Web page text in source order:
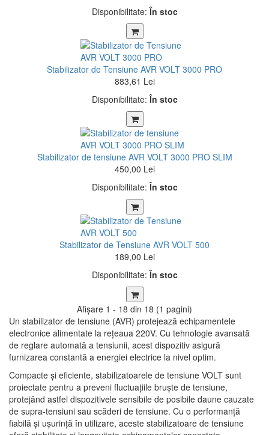
Disponibilitate:În stoc
Stabilizator de Tensiune AVR VOLT 3000 PRO
883,61 Lei
Disponibilitate:În stoc
Stabilizator de tensiune AVR VOLT 3000 PRO SLIM
450,00 Lei
Disponibilitate:În stoc
Stabilizator de Tensiune AVR VOLT 500
189,00 Lei
Disponibilitate:În stoc
Afişare 1 - 18 din 18 (1 pagini)
Un stabilizator de tensiune (AVR) protejează echipamentele
electronice alimentate la rețeaua 220V. Cu tehnologie avansată
de reglare automată a tensiunii, acest dispozitiv asigură
furnizarea constantă a energiei electrice la nivel optim.
Compacte și eficiente, stabilizatoarele de tensiune VOLT sunt
proiectate pentru a preveni fluctuațiile bruște de tensiune,
protejând astfel dispozitivele sensibile de posibile daune cauzate
de supra-tensiuni sau scăderi de tensiune. Cu o performanță
fiabilă și ușurință în utilizare, aceste stabilizatoare de tensiune